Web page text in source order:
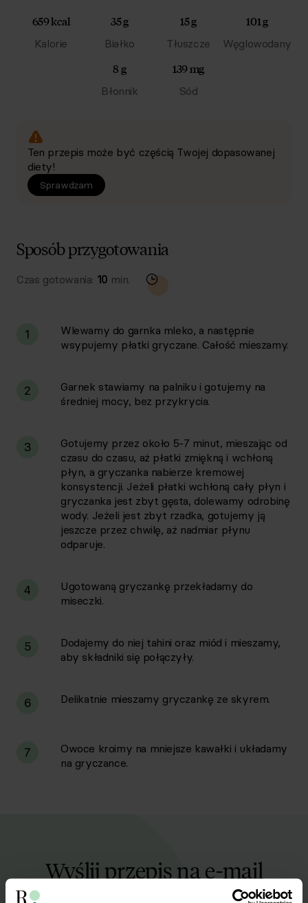
659 kcal
Kalorie
35 g
Białko
15 g
Tłuszcze
101 g
Węglowodany
8 g
Błonnik
139 mg
Sód
Ten przepis może być częścią Twojej dopasowanej
diety!
Sprawdzam
Sposób przygotowania
Czas gotowania: 10 min.
1
Wlewamy do garnka mleko, a następnie
wsypujemy płatki gryczane. Całość mieszamy.
2
Garnek stawiamy na palniku i gotujemy na
średniej mocy, bez przykrycia.
3
Gotujemy przez około 5-7 minut, mieszając od
czasu do czasu, aż płatki zmiękną i wchłoną
płyn, a gryczanka nabierze kremowej
konsystencji. Jeżeli płatki wchłoną cały płyn i
gryczanka jest zbyt gęsta, dolewamy odrobinę
wody. Jeżeli jest zbyt rzadka, gotujemy ją
jeszcze przez chwilę, aż nadmiar płynu
odparuje.
4
Ugotowaną gryczankę przekładamy do
miseczki.
5
Dodajemy do niej tahini oraz miód i mieszamy,
aby składniki się połączyły.
6 Delikatnie mieszamy gryczankę ze skyrem.
7
Owoce kroimy na mniejsze kawałki i układamy
na gryczance.
Wyślij przepis na e-mail